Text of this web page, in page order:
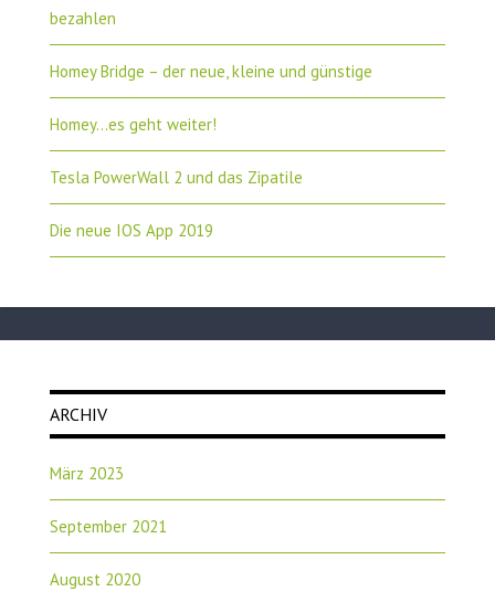
bezahlen
Homey Bridge – der neue, kleine und günstige
Homey…es geht weiter!
Tesla PowerWall 2 und das Zipatile
Die neue IOS App 2019
ARCHIV
März 2023
September 2021
August 2020